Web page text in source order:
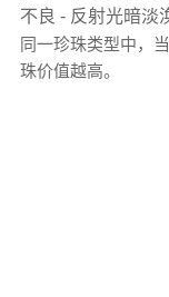
不良 - 反射光暗淡
同一珍珠类型中，
珠价值越高。